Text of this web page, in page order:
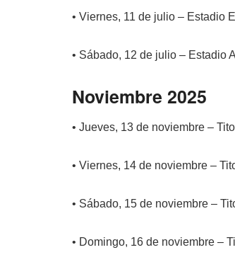
• Viernes, 11 de julio – Estadio
• Sábado, 12 de julio – Estadio
Noviembre 2025
• Jueves, 13 de noviembre –
• Viernes, 14 de noviembre –
• Sábado, 15 de noviembre –
• Domingo, 16 de noviembre –